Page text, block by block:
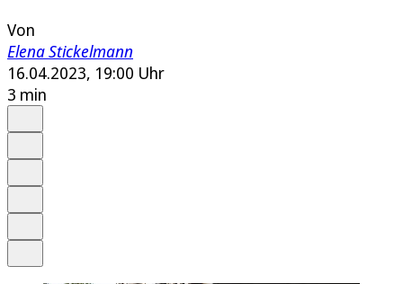
Von
Elena Stickelmann
16.04.2023, 19:00 Uhr
3 min